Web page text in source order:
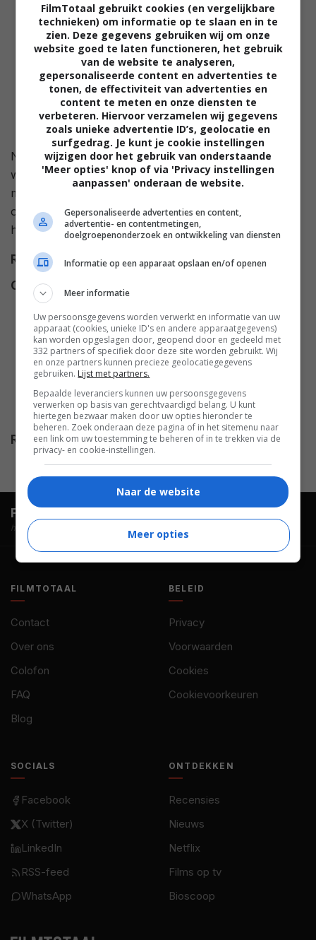
Na een oorlog tussen de mens en de robot ligt de
wereld in puin. Ook robots onderling bestrijden elkaar
meedogenloos. Omega Doom, model 5.5, kreeg een
opdracht mee van enkele overlevende mensen in de
hoop terug een leefbare wereld te creëren.
Regie Albert Pyun.
Cast
Rutger Hauer
Shannon Whirry,Jill Pierce,
Tina Cote,Jahi J.J. Zuri,Cynthia
Ireland,Earl White,Jozef
Apolen,
Janac,Martin Rajec,Robert
Kordos.
Release
01.01.1996
FilmTotaal.Hét online filmoverzicht.
hosted by
FILMTOTAAL
Contact
Over ons
Colofon
FAQ
Blog
BELEID
Privacy
Voorwaarden
Cookies
Cookievoorkeuren
SOCIALS
Facebook
X (Twitter)
LinkedIn
RSS-feed
WhatsApp
ONTDEKKEN
Recensies
Nieuws
Netflix
Films op tv
Bioscoop
FilmTotaal gebruikt cookies (en vergelijkbare
technieken) om informatie op te slaan en in te
zien. Deze gegevens gebruiken wij om onze
website goed te laten functioneren, het gebruik
van de website te analyseren,
gepersonaliseerde content en advertenties te
tonen, de effectiviteit van advertenties en
content te meten en onze diensten te
verbeteren. Hiervoor verzamelen wij gegevens
zoals unieke advertentie ID’s, geolocatie en
surfgedrag. Je kunt je cookie instellingen
wijzigen door het gebruik van onderstaande
'Meer opties' knop of via 'Privacy instellingen
aanpassen' onderaan de website.
Gepersonaliseerde advertenties en content,
advertentie- en contentmetingen,
doelgroepenonderzoek en ontwikkeling van diensten
Informatie op een apparaat opslaan en/of openen
Meer informatie
Uw persoonsgegevens worden verwerkt en informatie van uw
apparaat (cookies, unieke ID's en andere apparaatgegevens)
kan worden opgeslagen door, geopend door en gedeeld met
332 partners of specifiek door deze site worden gebruikt. Wij
en onze partners kunnen precieze geolocatiegegevens
gebruiken. Lijst met partners.
Bepaalde leveranciers kunnen uw persoonsgegevens
verwerken op basis van gerechtvaardigd belang. U kunt
hiertegen bezwaar maken door uw opties hieronder te
beheren. Zoek onderaan deze pagina of in het sitemenu naar
een link om uw toestemming te beheren of in te trekken via de
privacy- en cookie-instellingen.
Naar de website
Meer opties